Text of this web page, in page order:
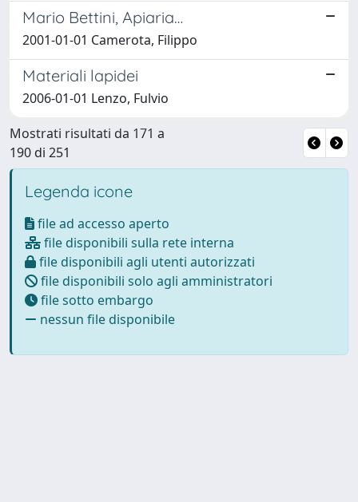
Mario Bettini, Apiaria…
2001-01-01 Camerota, Filippo
Materiali lapidei
2006-01-01 Lenzo, Fulvio
Mostrati risultati da 171 a
190 di 251
Legenda icone
file ad accesso aperto
file disponibili sulla rete interna
file disponibili agli utenti autorizzati
file disponibili solo agli amministratori
file sotto embargo
nessun file disponibile